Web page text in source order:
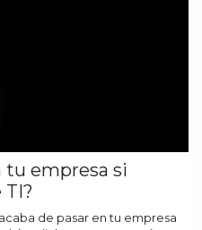
tu empresa si
de pasar en tu empresa